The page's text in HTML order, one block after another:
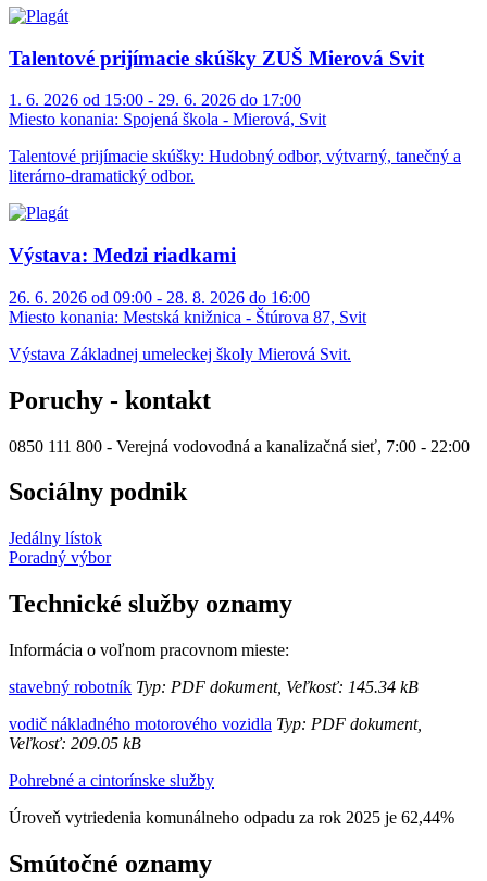
Talentové prijímacie skúšky ZUŠ Mierová Svit
1. 6. 2026 od 15:00 - 29. 6. 2026 do 17:00
Miesto konania: Spojená škola - Mierová, Svit
Talentové prijímacie skúšky: Hudobný odbor, výtvarný, tanečný a
literárno-dramatický odbor.
Výstava: Medzi riadkami
26. 6. 2026 od 09:00 - 28. 8. 2026 do 16:00
Miesto konania: Mestská knižnica - Štúrova 87, Svit
Výstava Základnej umeleckej školy Mierová Svit.
Poruchy - kontakt
0850 111 800 - Verejná vodovodná a kanalizačná sieť, 7:00 - 22:00
Sociálny podnik
Jedálny lístok
Poradný výbor
Technické služby oznamy
Informácia o voľnom pracovnom mieste:
stavebný robotník Typ: PDF dokument, Veľkosť: 145.34 kB
vodič nákladného motorového vozidla Typ: PDF dokument,
Veľkosť: 209.05 kB
Pohrebné a cintorínske služby
Úroveň vytriedenia komunálneho odpadu za rok 2025 je 62,44%
Smútočné oznamy